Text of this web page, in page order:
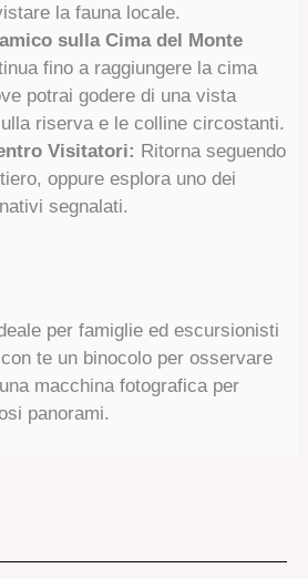
la fauna locale.
sulla Cima del Monte
fino a raggiungere la cima
potrai godere di una vista
riserva e le colline circostanti.
Visitatori: Ritorna seguendo
oppure esplora uno dei
segnalati.
per famiglie ed escursionisti
te un binocolo per osservare
macchina fotografica per
panorami.